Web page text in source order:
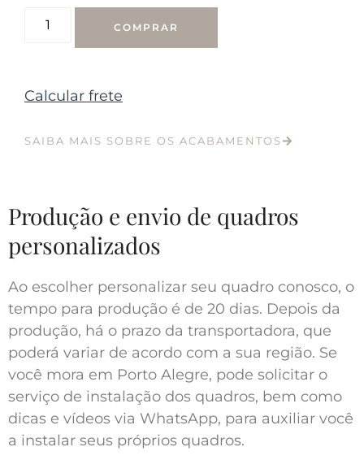
COMPRAR
Calcular frete
SAIBA MAIS SOBRE OS ACABAMENTOS
Produção e envio de quadros
personalizados
Ao escolher personalizar seu quadro conosco, o
tempo para produção é de 20 dias. Depois da
produção, há o prazo da transportadora, que
poderá variar de acordo com a sua região. Se
você mora em Porto Alegre, pode solicitar o
serviço de instalação dos quadros, bem como
dicas e vídeos via WhatsApp, para auxiliar você
a instalar seus próprios quadros.